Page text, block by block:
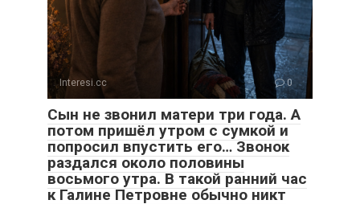
Interesi.cc 0
Сын не звонил матери три года. А
потом пришёл утром с сумкой и
попросил впустить его… Звонок
раздался около половины
восьмого утра. В такой ранний час
к Галине Петровне обычно никт